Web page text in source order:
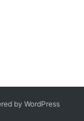
by WordPress